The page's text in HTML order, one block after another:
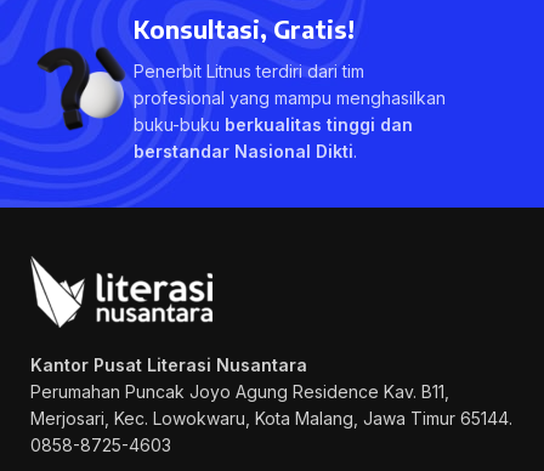
Konsultasi, Gratis!
Penerbit Litnus terdiri dari tim
profesional yang mampu menghasilkan
buku-buku berkualitas tinggi dan
berstandar Nasional Dikti.
Kantor Pusat Literasi Nusantara
Perumahan Puncak Joyo Agung Residence Kav. B11,
Merjosari, Kec. Lowokwaru, Kota Malang, Jawa Timur 65144.
0858-8725-4603